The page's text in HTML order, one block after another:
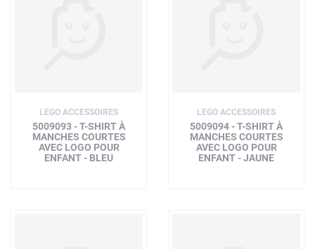
LEGO ACCESSOIRES
5009093 - T-SHIRT À
MANCHES COURTES
AVEC LOGO POUR
ENFANT - BLEU
LEGO ACCESSOIRES
5009094 - T-SHIRT À
MANCHES COURTES
AVEC LOGO POUR
ENFANT - JAUNE